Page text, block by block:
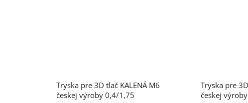
Tryska pre 3D tlač KALENÁ M6
českej výroby 0,4/1,75
Tryska pre
českej